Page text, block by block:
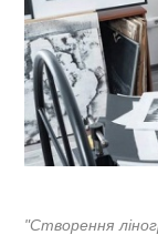
"Створення